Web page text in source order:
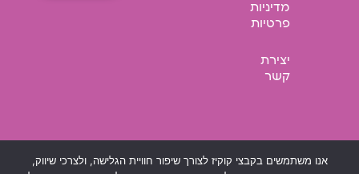
מדיניות
פרטיות
יצירת
קשר
אנו משתמשים בקבצי קוקיז לצורך שיפור חוויית הגלישה, ולצרכי שיווק,